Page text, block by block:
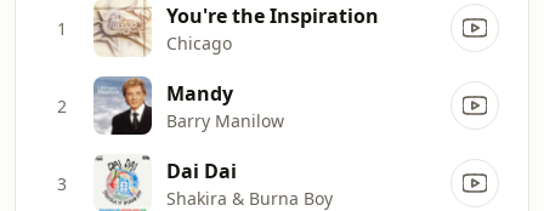
1 You're the Inspiration
Chicago
2 Mandy
Barry Manilow
3 Dai Dai
Shakira & Burna Boy